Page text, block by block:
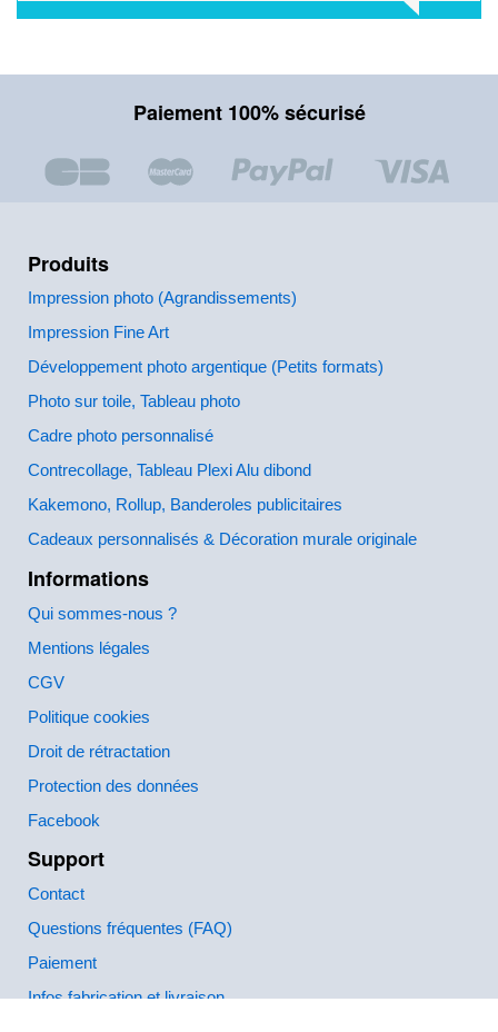
Paiement 100% sécurisé
Produits
Impression photo (Agrandissements)
Impression Fine Art
Développement photo argentique (Petits formats)
Photo sur toile, Tableau photo
Cadre photo personnalisé
Contrecollage, Tableau Plexi Alu dibond
Kakemono, Rollup, Banderoles publicitaires
Cadeaux personnalisés & Décoration murale originale
Informations
Qui sommes-nous ?
Mentions légales
CGV
Politique cookies
Droit de rétractation
Protection des données
Facebook
Support
Contact
Questions fréquentes (FAQ)
Paiement
Infos fabrication et livraison